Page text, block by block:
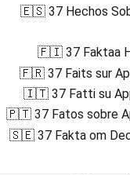
🇪🇸 37 Hechos
🇫🇮 37 Faktaa
🇫🇷 37 Faits sur
🇮🇹 37 Fatti su
🇵🇹 37 Fatos sobre
🇸🇪 37 Fakta om